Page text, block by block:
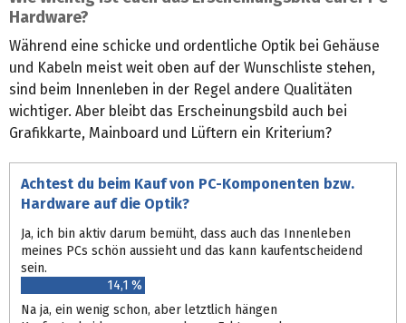
Hardware?
Während eine schicke und ordentliche Optik bei Gehäuse
und Kabeln meist weit oben auf der Wunschliste stehen,
sind beim Innenleben in der Regel andere Qualitäten
wichtiger. Aber bleibt das Erscheinungsbild auch bei
Grafikkarte, Mainboard und Lüftern ein Kriterium?
Achtest du beim Kauf von PC-Komponenten bzw.
Hardware auf die Optik?
Ja, ich bin aktiv darum bemüht, dass auch das Innenleben
meines PCs schön aussieht und das kann kaufentscheidend
sein.
14,1 %
Na ja, ein wenig schon, aber letztlich hängen